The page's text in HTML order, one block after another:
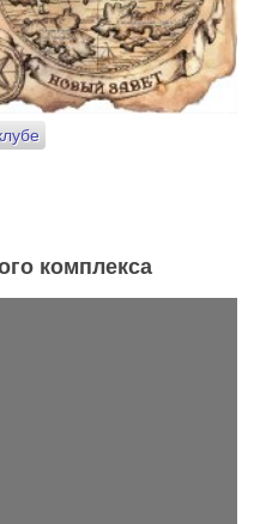
комплекса